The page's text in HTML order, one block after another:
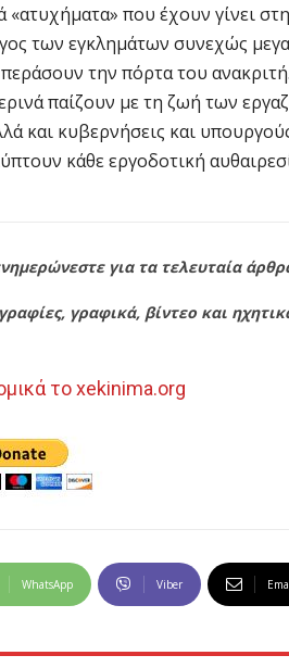
«ατυχήματα» που έχουν γίνει
των εγκλημάτων συνεχώς
την πόρτα του
παίζουν με τη ζωή των
και κυβερνήσεις και
κάθε εργοδοτική
για τα τελευταία
γραφικά, βίντεο και
το xekinima.org
WhatsApp Viber